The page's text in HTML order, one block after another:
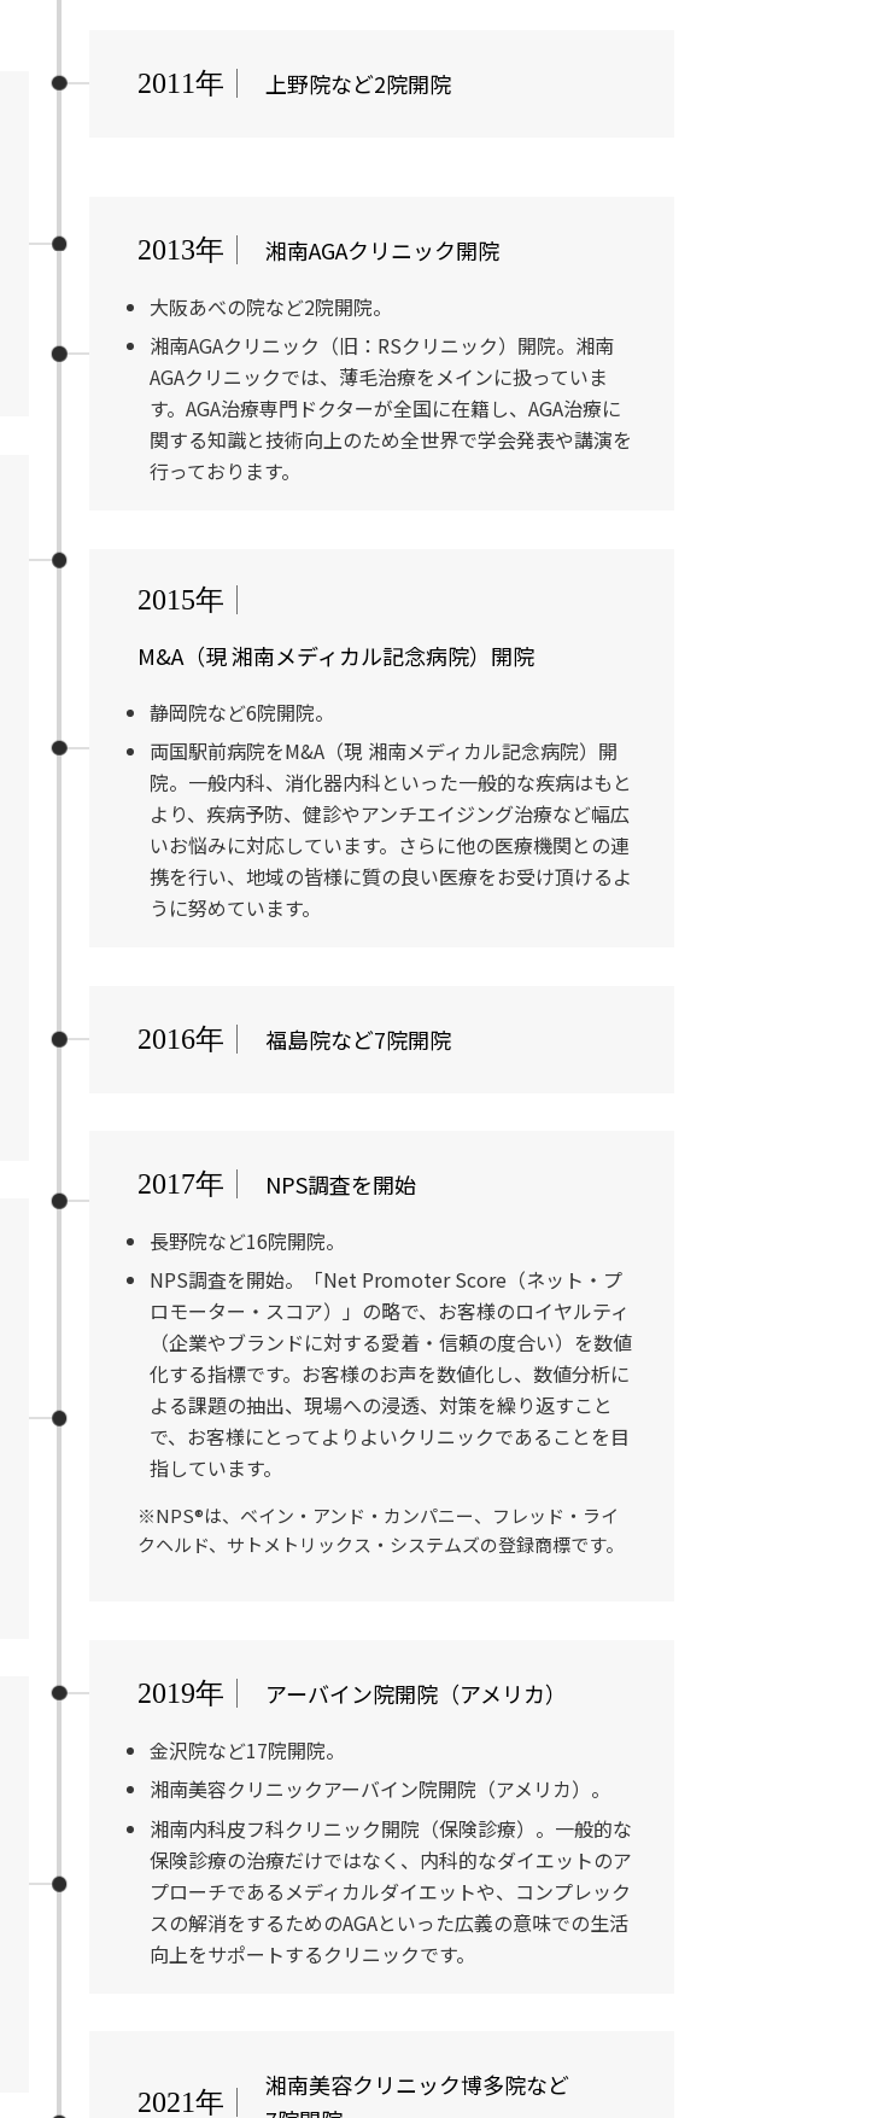
2011年
上野院など2院開院
2013年 湘南AGAクリニック開院
大阪あべの院など2院開院。
湘南AGAクリニック（旧：RSクリニック）開院。湘南
AGAクリニックでは、薄毛治療をメインに扱っていま
す。AGA治療専門ドクターが全国に在籍し、AGA治療に
関する知識と技術向上のため全世界で学会発表や講演を
行っております。
2015年
M&A（現 湘南メディカル記念病院）開院
静岡院など6院開院。
両国駅前病院をM&A（現 湘南メディカル記念病院）開
院。一般内科、消化器内科といった一般的な疾病はもと
より、疾病予防、健診やアンチエイジング治療など幅広
いお悩みに対応しています。さらに他の医療機関との連
携を行い、地域の皆様に質の良い医療をお受け頂けるよ
うに努めています。
2016年 福島院など7院開院
2017年 NPS調査を開始
長野院など16院開院。
NPS調査を開始。「Net Promoter Score（ネット・プ
ロモーター・スコア）」の略で、お客様のロイヤルティ
（企業やブランドに対する愛着・信頼の度合い）を数値
化する指標です。お客様のお声を数値化し、数値分析に
よる課題の抽出、現場への浸透、対策を繰り返すこと
で、お客様にとってよりよいクリニックであることを目
指しています。
※NPS®は、ベイン・アンド・カンパニー、フレッド・ライ
クヘルド、サトメトリックス・システムズの登録商標です。
2019年 アーバイン院開院（アメリカ）
金沢院など17院開院。
湘南美容クリニックアーバイン院開院（アメリカ）。
湘南内科皮フ科クリニック開院（保険診療）。一般的な
保険診療の治療だけではなく、内科的なダイエットのア
プローチであるメディカルダイエットや、コンプレック
スの解消をするためのAGAといった広義の意味での生活
向上をサポートするクリニックです。
2021年
湘南美容クリニック博多院など